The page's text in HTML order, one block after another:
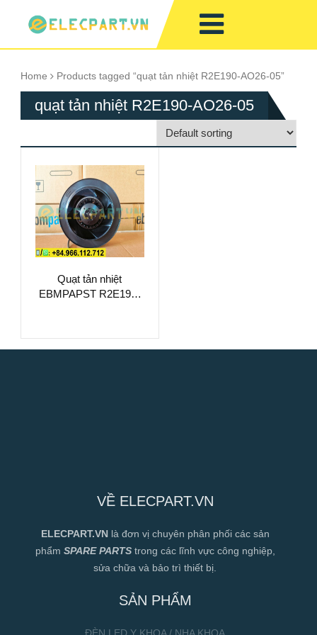
Home Products tagged “quạt tản nhiệt R2E190-AO26-05”
quạt tản nhiệt R2E190-AO26-05
Quạt tản nhiệt
EBMPAPST R2E190-
VỀ ELECPART.VN
ELECPART.VN là đơn vị chuyên phân phối các sản
phẩm SPARE PARTStrong các lĩnh vực công nghiệp,
sửa chữa và bảo trì thiết bị.
SẢN PHẨM
ĐÈN LED Y KHOA / NHA KHOA